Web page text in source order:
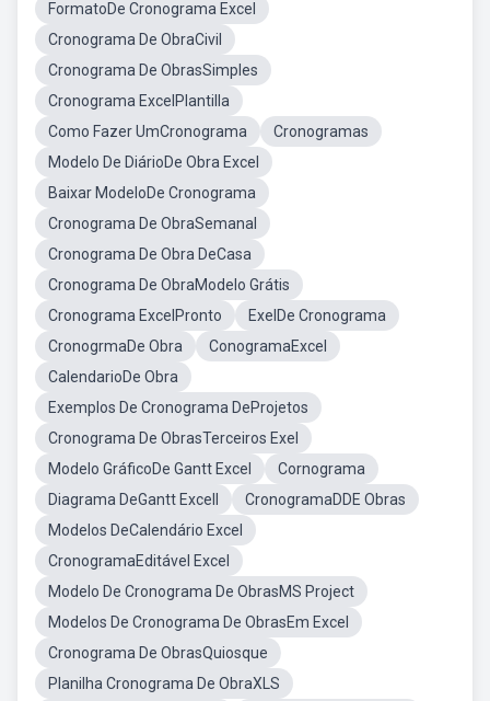
FormatoDe Cronograma Excel
Cronograma De ObraCivil
Cronograma De ObrasSimples
Cronograma ExcelPlantilla
Como Fazer UmCronograma
Cronogramas
Modelo De DiárioDe Obra Excel
Baixar ModeloDe Cronograma
Cronograma De ObraSemanal
Cronograma De Obra DeCasa
Cronograma De ObraModelo Grátis
Cronograma ExcelPronto
ExelDe Cronograma
CronogrmaDe Obra
ConogramaExcel
CalendarioDe Obra
Exemplos De Cronograma DeProjetos
Cronograma De ObrasTerceiros Exel
Modelo GráficoDe Gantt Excel
Cornograma
Diagrama DeGantt Excell
CronogramaDDE Obras
Modelos DeCalendário Excel
CronogramaEditável Excel
Modelo De Cronograma De ObrasMS Project
Modelos De Cronograma De ObrasEm Excel
Cronograma De ObrasQuiosque
Planilha Cronograma De ObraXLS